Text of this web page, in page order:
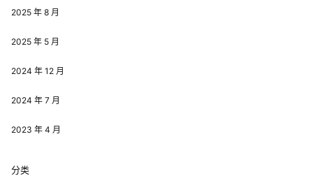
2025 年 8 月
2025 年 5 月
2024 年 12 月
2024 年 7 月
2023 年 4 月
分类